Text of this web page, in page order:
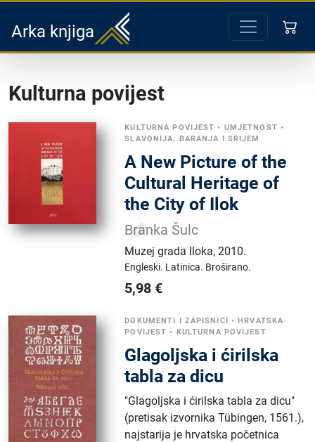
Arka knjiga
Kulturna povijest
KULTURNA POVIJEST • UMJETNOST •
SLAVONIJA, BARANJA I SRIJEM
A New Picture of the
Cultural Heritage of
the City of Ilok
Branka Šulc
Muzej grada Iloka,2010.
Engleski. Latinica. Broširano.
5,98 €
DOKUMENTI I ZAPISNICI •HRVATSKA
POVIJEST • KULTURNA POVIJEST
Glagoljska i ćirilska
tabla za dicu
"Glagoljska i ćirilska tabla za dicu"
(pretisak izvornika Tübingen, 1561.),
najstarija je hrvatska početnica